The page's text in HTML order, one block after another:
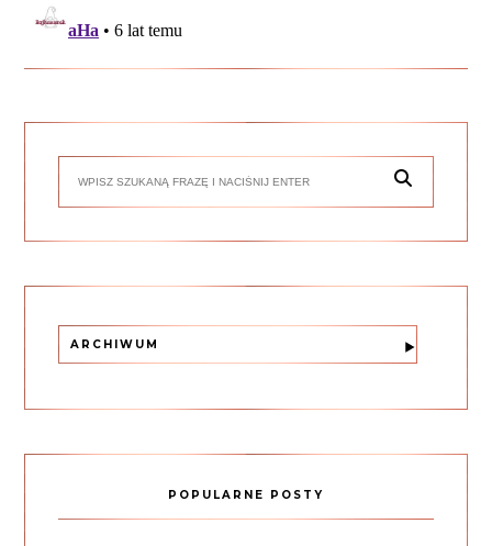
ARCHIWUM
POPULARNE POSTY